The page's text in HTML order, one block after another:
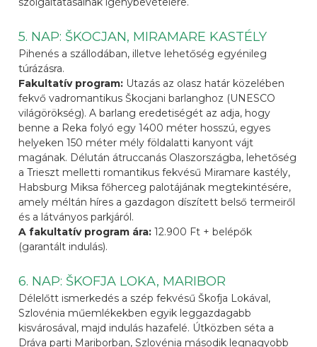
5. NAP: ŠKOCJAN, MIRAMARE KASTÉLY
Pihenés a szállodában, illetve lehetőség egyénileg
túrázásra.
Fakultatív program: Utazás az olasz határ közelében
fekvő vadromantikus Škocjani barlanghoz (UNESCO
világörökség). A barlang eredetiségét az adja, hogy
benne a Reka folyó egy 1400 méter hosszú, egyes
helyeken 150 méter mély földalatti kanyont vájt
magának. Délután átruccanás Olaszországba, lehetőség
a Trieszt melletti romantikus fekvésű Miramare kastély,
Habsburg Miksa főherceg palotájának megtekintésére,
amely méltán híres a gazdagon díszített belső termeiről
és a látványos parkjáról.
A fakultatív program ára:12.900 Ft + belépők
(garantált indulás).
6. NAP: ŠKOFJA LOKA, MARIBOR
Délelőtt ismerkedés a szép fekvésű Škofja Lokával,
Szlovénia műemlékekben egyik leggazdagabb
kisvárosával, majd indulás hazafelé. Útközben séta a
Dráva parti Mariborban, Szlovénia második legnagyobb